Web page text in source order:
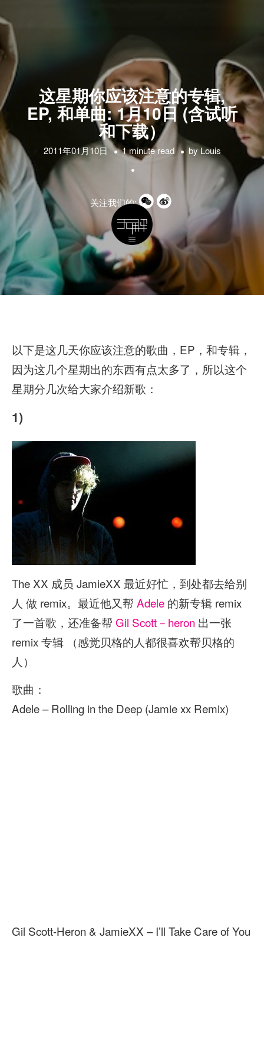
这星期你应该注意的专辑,
EP, 和单曲: 1月10日 (含试听
和下载）
2011年01月10日 1 minute read byLouis
关注我们的:
以下是这几天你应该注意的歌曲，EP，和专辑，
因为这几个星期出的东西有点太多了，所以这个
星期分几次给大家介绍新歌：
1)
The XX 成员 JamieXX 最近好忙，到处都去给别
人 做 remix。最近他又帮 Adele 的新专辑 remix
了一首歌，还准备帮 Gil Scott－heron 出一张
remix 专辑 （感觉贝格的人都很喜欢帮贝格的
人）
歌曲：
Adele – Rolling in the Deep (Jamie xx Remix)
Gil Scott-Heron & JamieXX – I’ll Take Care of You